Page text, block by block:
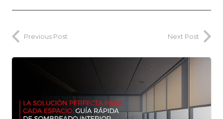
Previous Post Next Post